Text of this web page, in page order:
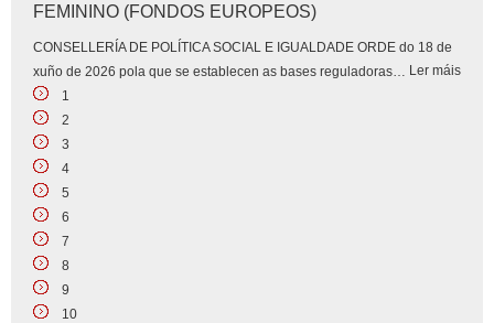
FEMININO (FONDOS EUROPEOS)
CONSELLERÍA DE POLÍTICA SOCIAL E IGUALDADE ORDE do 18 de
xuño de 2026 pola que se establecen as bases reguladoras… Ler máis
1
2
3
4
5
6
7
8
9
10